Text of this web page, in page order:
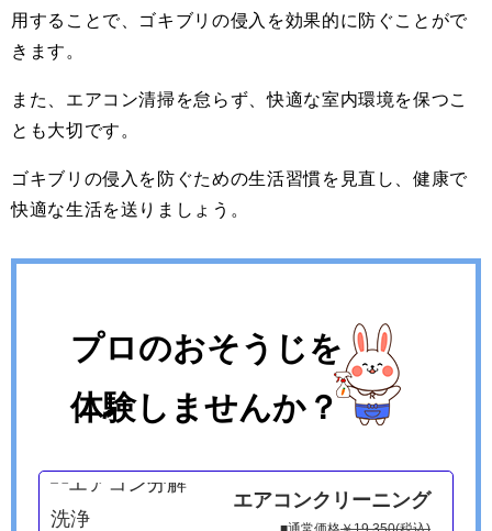
用することで、ゴキブリの侵入を効果的に防ぐことがで
きます。
また、エアコン清掃を怠らず、快適な室内環境を保つこ
とも大切です。
ゴキブリの侵入を防ぐための生活習慣を見直し、健康で
快適な生活を送りましょう。
プロのおそうじを
体験しませんか？
エアコンクリーニング